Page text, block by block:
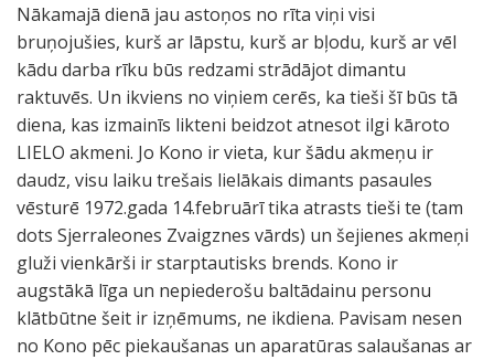
Nākamajā dienā jau astoņos no rīta viņi visi
bruņojušies, kurš ar lāpstu, kurš ar bļodu, kurš ar vēl
kādu darba rīku būs redzami strādājot dimantu
raktuvēs. Un ikviens no viņiem cerēs, ka tieši šī būs tā
diena, kas izmainīs likteni beidzot atnesot ilgi kāroto
LIELO akmeni. Jo Kono ir vieta, kur šādu akmeņu ir
daudz, visu laiku trešais lielākais dimants pasaules
vēsturē 1972.gada 14.februārī tika atrasts tieši te (tam
dots Sjerraleones Zvaigznes vārds) un šejienes akmeņi
gluži vienkārši ir starptautisks brends. Kono ir
augstākā līga un nepiederošu baltādainu personu
klātbūtne šeit ir izņēmums, ne ikdiena. Pavisam nesen
no Kono pēc piekaušanas un aparatūras salaušanas ar